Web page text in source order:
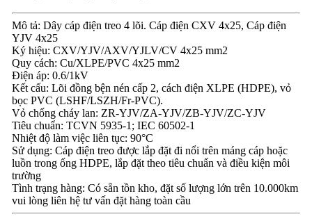
Mô tả: Dây cáp điện treo 4 lõi. Cáp điện CXV 4x25, Cáp điện
YJV 4x25
Ký hiệu: CXV/YJV/AXV/YJLV/CV 4x25 mm2
Quy cách: Cu/XLPE/PVC 4x25 mm2
Điện áp: 0.6/1kV
Kết cấu: Lõi đồng bện nén cấp 2, cách điện XLPE (HDPE), vỏ
bọc PVC (LSHF/LSZH/Fr-PVC).
Vỏ chống cháy lan: ZR-YJV/ZA-YJV/ZB-YJV/ZC-YJV
Tiêu chuẩn: TCVN 5935-1; IEC 60502-1
Nhiệt độ làm việc liên tục: 90°C
Sử dụng: Cáp điện treo được lắp đặt đi nổi trên máng cáp hoặc
luồn trong ống HDPE, lắp đặt theo tiêu chuẩn và điều kiện môi
trường
Tình trạng hàng: Có sẵn tồn kho, đặt số lượng lớn trên 10.000km
vui lòng liên hệ tư vấn đặt hàng toàn cầu